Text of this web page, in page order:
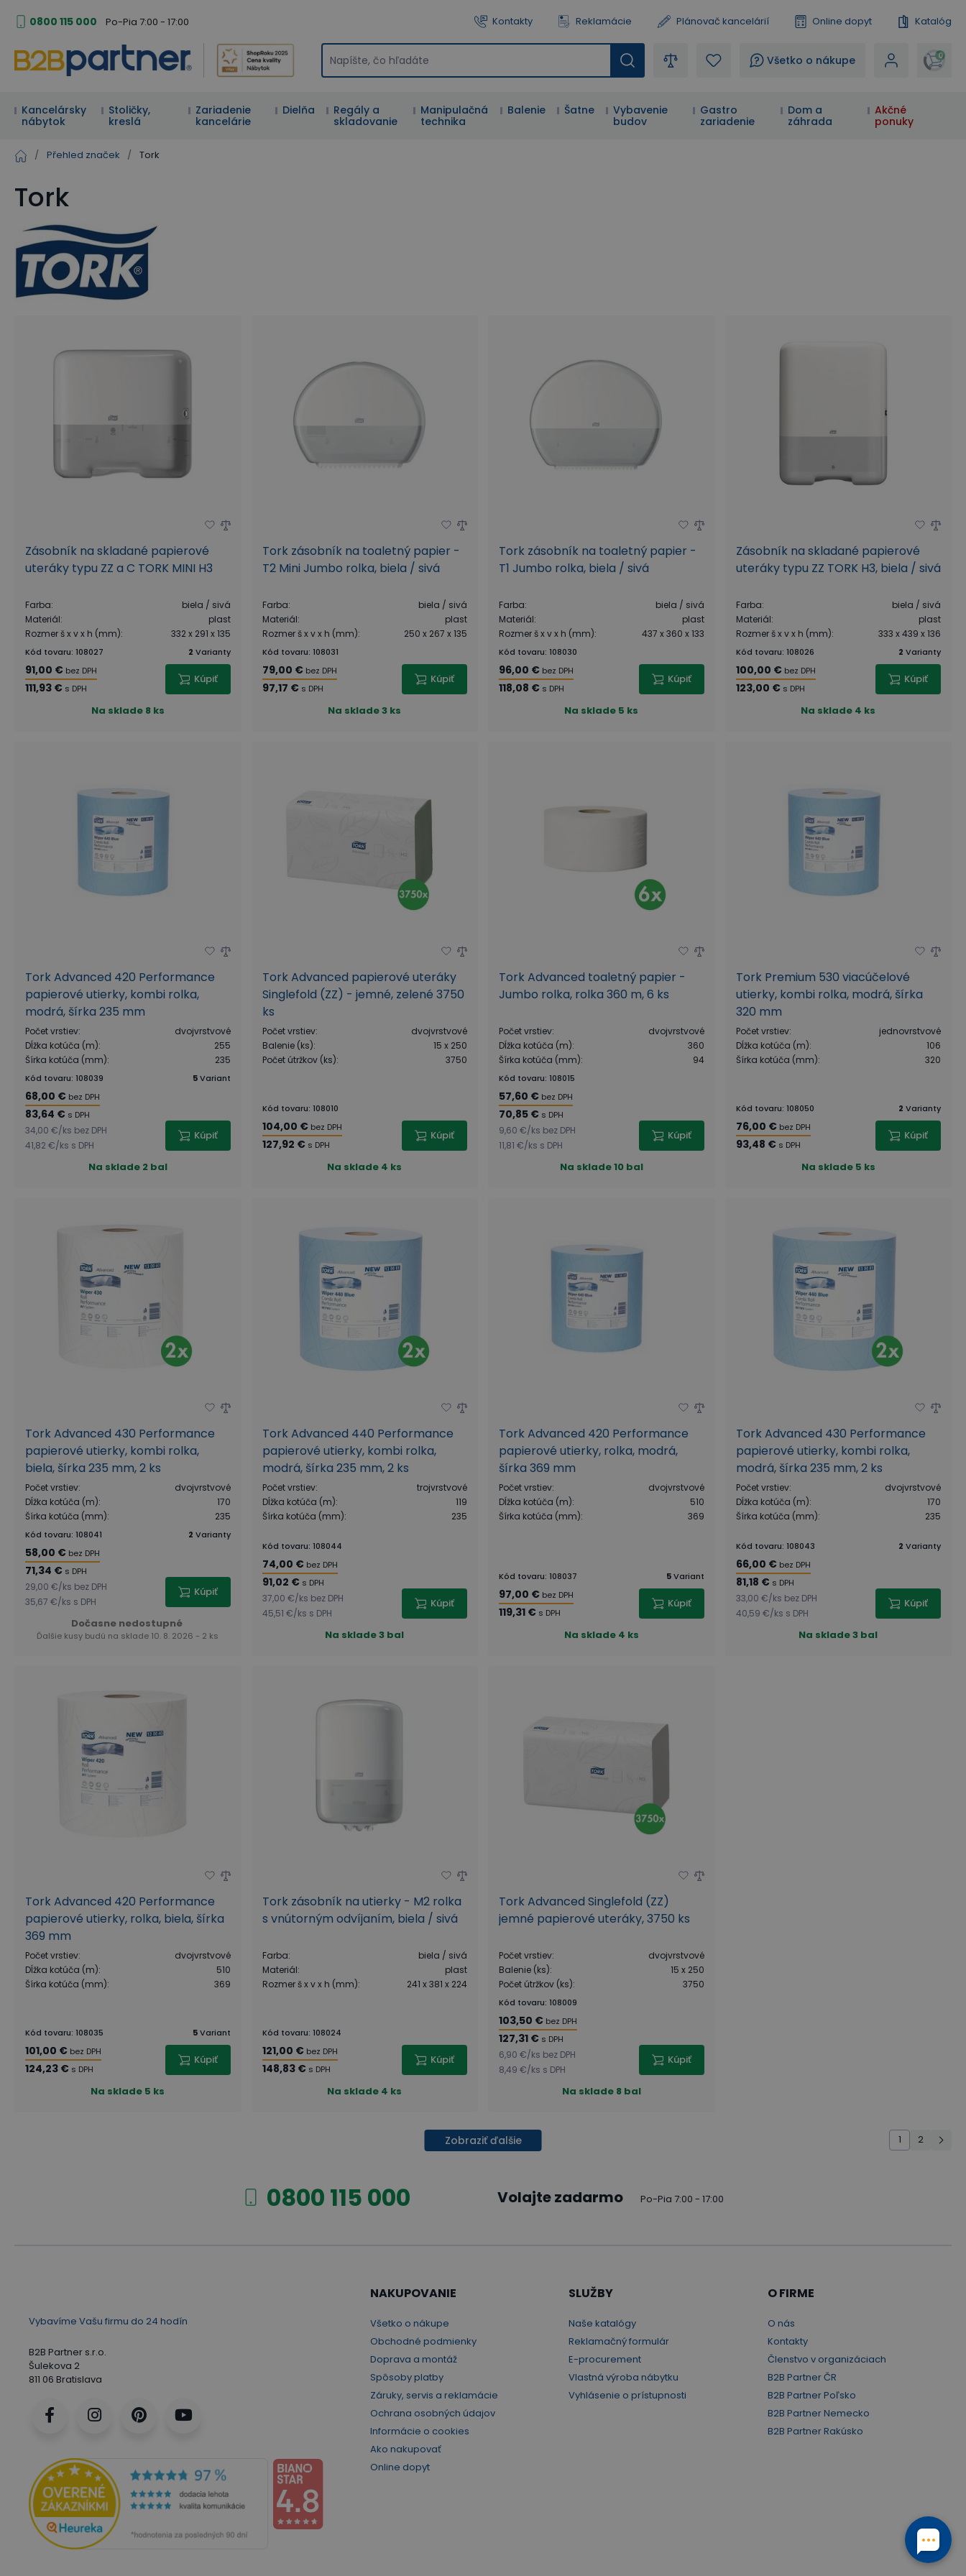
0800 115 000 Po-Pia 7:00 - 17:00 Kontakty Reklamácie Plánovač kancelárií Online dopyt Katalóg
? Všetko o nákupe 0
Kancelársky
nábytok
Stoličky,
kreslá
Zariadenie
kancelárie
Dielňa
Regály a
skladovanie
Manipulačná
technika
Balenie Šatne
Vybavenie
budov
Gastro
zariadenie
Dom a
záhrada
Akčné
ponuky
/ Přehled značek / Tork
Tork
Zásobník na skladané papierové
uteráky typu ZZ a C TORK MINI H3
Farba:
biela / sivá
Materiál:
plast
Rozmer š x v x h (mm): 332 x 291 x 135
Kód tovaru: 108027 2 Varianty
91,00 € bez DPH
111,93 € s DPH
Kúpiť
Na sklade 8 ks
Tork zásobník na toaletný papier -
T2 Mini Jumbo rolka, biela / sivá
Farba:
biela / sivá
Materiál:
plast
Rozmer š x v x h (mm): 250 x 267 x 135
Kód tovaru: 108031
79,00 € bez DPH
97,17 € s DPH
Kúpiť
Na sklade3 ks
Tork zásobník na toaletný papier -
T1 Jumbo rolka, biela / sivá
Farba:
biela / sivá
Materiál:
plast
Rozmer š x v x h (mm): 437 x 360 x 133
Kód tovaru: 108030
96,00 € bez DPH
118,08 € s DPH
Kúpiť
Na sklade 5 ks
Zásobník na skladané papierové
uteráky typu ZZ TORK H3, biela / sivá
Farba:
biela / sivá
Materiál:
plast
Rozmer š x v x h (mm): 333 x 439 x 136
Kód tovaru: 108026 2 Varianty
100,00 € bez DPH
123,00 € s DPH
Kúpiť
Na sklade 4 ks
Tork Advanced 420 Performance
papierové utierky, kombi rolka,
modrá, šírka 235 mm
Počet vrstiev:
dvojvrstvové
Dĺžka kotúča (m):
255
Šírka kotúča (mm): 235
Kód tovaru: 108039 5 Variant
68,00 € bez DPH
83,64 € s DPH
34,00 €/ks bez DPH
41,82 €/ks s DPH
Kúpiť
Na sklade 2 bal
Tork Advanced papierové uteráky
Singlefold (ZZ) - jemné, zelené 3750
ks
Počet vrstiev:
dvojvrstvové
Balenie (ks):
15 x 250
Počet útržkov (ks): 3750
Kód tovaru: 108010
104,00 € bez DPH
127,92 € s DPH
Kúpiť
Na sklade 4 ks
Tork Advanced toaletný papier -
Jumbo rolka, rolka 360 m, 6 ks
Počet vrstiev:
dvojvrstvové
Dĺžka kotúča (m):
360
Šírka kotúča (mm): 94
Kód tovaru: 108015
57,60 € bez DPH
70,85 € s DPH
9,60 €/ks bez DPH
11,81 €/ks s DPH
Kúpiť
Na sklade10 bal
Tork Premium 530 viacúčelové
utierky, kombi rolka, modrá, šírka
320 mm
Počet vrstiev:
jednovrstvové
Dĺžka kotúča (m):
106
Šírka kotúča (mm): 320
Kód tovaru: 108050 2 Varianty
76,00 € bez DPH
93,48 € s DPH
Kúpiť
Na sklade 5 ks
Tork Advanced 430 Performance
papierové utierky, kombi rolka,
biela, šírka 235 mm, 2 ks
Počet vrstiev:
dvojvrstvové
Dĺžka kotúča (m):
170
Šírka kotúča (mm): 235
Kód tovaru: 108041 2 Varianty
58,00 € bez DPH
71,34 € s DPH
29,00 €/ks bez DPH
35,67 €/ks s DPH
Kúpiť
Dočasne nedostupné
Ďalšie kusy budú na sklade 10. 8. 2026 - 2 ks
Tork Advanced 440 Performance
papierové utierky, kombi rolka,
modrá, šírka 235 mm, 2 ks
Počet vrstiev:
trojvrstvové
Dĺžka kotúča (m):
119
Šírka kotúča (mm): 235
Kód tovaru: 108044
74,00 € bez DPH
91,02 € s DPH
37,00 €/ks bez DPH
45,51 €/ks s DPH
Kúpiť
Na sklade3 bal
Tork Advanced 420 Performance
papierové utierky, rolka, modrá,
šírka 369 mm
Počet vrstiev:
dvojvrstvové
Dĺžka kotúča (m):
510
Šírka kotúča (mm): 369
Kód tovaru: 108037 5 Variant
97,00 € bez DPH
119,31 € s DPH
Kúpiť
Na sklade 4 ks
Tork Advanced 430 Performance
papierové utierky, kombi rolka,
modrá, šírka 235 mm, 2 ks
Počet vrstiev:
dvojvrstvové
Dĺžka kotúča (m):
170
Šírka kotúča (mm): 235
Kód tovaru: 108043 2 Varianty
66,00 € bez DPH
81,18 € s DPH
33,00 €/ks bez DPH
40,59 €/ks s DPH
Kúpiť
Na sklade3 bal
Tork Advanced 420 Performance
papierové utierky, rolka, biela, šírka
369 mm
Počet vrstiev:
dvojvrstvové
Dĺžka kotúča (m):
510
Šírka kotúča (mm): 369
Kód tovaru: 108035 5 Variant
101,00 € bez DPH
124,23 € s DPH
Kúpiť
Na sklade 5 ks
Tork zásobník na utierky - M2 rolka
s vnútorným odvíjaním, biela / sivá
Farba:
biela / sivá
Materiál:
plast
Rozmer š x v x h (mm): 241 x 381 x 224
Kód tovaru: 108024
121,00 € bez DPH
148,83 € s DPH
Kúpiť
Na sklade 4 ks
Tork Advanced Singlefold (ZZ)
jemné papierové uteráky, 3750 ks
Počet vrstiev:
dvojvrstvové
Balenie (ks):
15 x 250
Počet útržkov (ks): 3750
Kód tovaru: 108009
103,50 € bez DPH
127,31 € s DPH
6,90 €/ks bez DPH
8,49 €/ks s DPH
Kúpiť
Na sklade 8 bal
Zobraziť ďalšie 1 2
0800 115 000 Volajte zadarmo Po-Pia 7:00 - 17:00
Vybavíme Vašu firmu do 24 hodín
B2B Partner s.r.o.
Šulekova 2
811 06 Bratislava
NAKUPOVANIE
Všetko o nákupe
Obchodné podmienky
Doprava a montáž
Spôsoby platby
Záruky, servis a reklamácie
Ochrana osobných údajov
Informácie o cookies
Ako nakupovať
Online dopyt
SLUŽBY
Naše katalógy
Reklamačný formulár
E-procurement
Vlastná výroba nábytku
Vyhlásenie o prístupnosti
O FIRME
O nás
Kontakty
Členstvo v organizáciach
B2B Partner ČR
B2B Partner Poľsko
B2B Partner Nemecko
B2B Partner Rakúsko